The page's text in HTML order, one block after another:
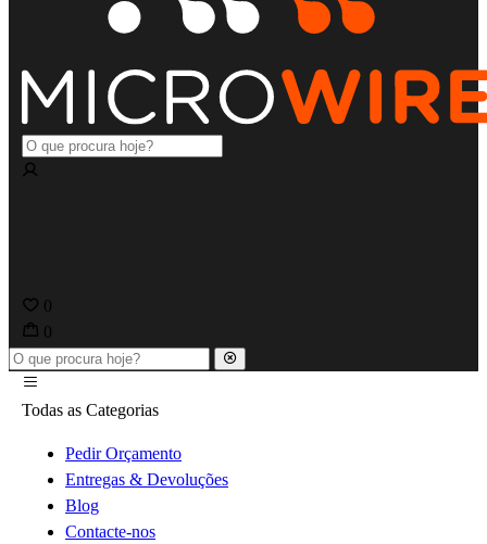
0
0
Todas as Categorias
Pedir Orçamento
Entregas & Devoluções
Blog
Contacte-nos